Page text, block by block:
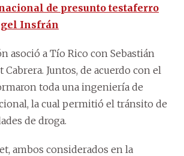
de presunto testaferro
Insfrán
asoció a Tío Rico con Sebastián
Juntos, de acuerdo con el
toda una ingeniería de
la cual permitió el tránsito de
de droga.
ambos considerados en la